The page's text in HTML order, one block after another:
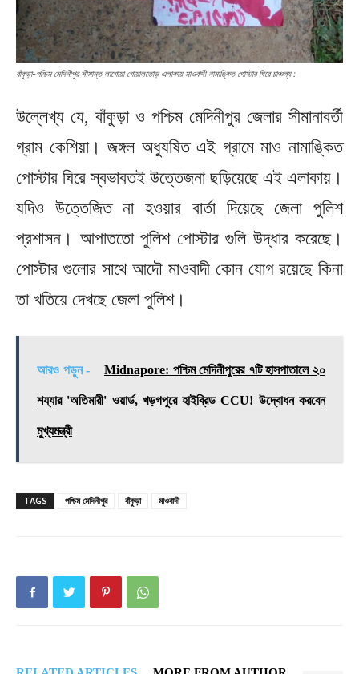
বাঁকুড়া-পশ্চিম মেদিনীপুর সীমান্ত লাগোয়া গোয়ালতোড় এলাকায় মাওবাদী নামাঙ্কিত পোস্টার ঘিরে চাঞ্চল্য :
উল্লেখ্য যে, বাঁকুড়া ও পশ্চিম মেদিনীপুর জেলার সীমানাবর্তী
গ্রাম কেশিয়া। জঙ্গল অধ্যুষিত এই গ্রামে মাও নামাঙ্কিত
পোস্টার ঘিরে স্বভাবতই উত্তেজনা ছড়িয়েছে এই এলাকায়।
যদিও উত্তেজিত না হওয়ার বার্তা দিয়েছে জেলা পুলিশ
প্রশাসন। আপাততো পুলিশ পোস্টার গুলি উদ্ধার করেছে।
পোস্টার গুলোর সাথে আদৌ মাওবাদী কোন যোগ রয়েছে কিনা
তা খতিয়ে দেখছে জেলা পুলিশ।
আরও পড়ুন - Midnapore: পশ্চিম মেদিনীপুরের ৭টি হাসপাতালে ২০
শয্যার 'অতিমারী' ওয়ার্ড, খড়গপুরে হাইব্রিড CCU! উদ্বোধন করবেন
মুখ্যমন্ত্রী
TAGS পশ্চিম মেদিনীপুর বাঁকুড়া মাওবাদী